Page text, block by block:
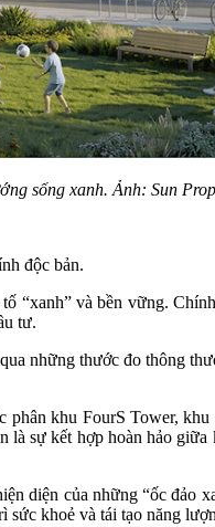
sống xanh. Ảnh: Sun
độc bản.
“xanh” và bền vững.
tư.
những thước đo thông
khu FourS Tower,
sự kết hợp hoàn hảo giữa
diện của những “ốc đảo
sức khoẻ và tái tạo năng